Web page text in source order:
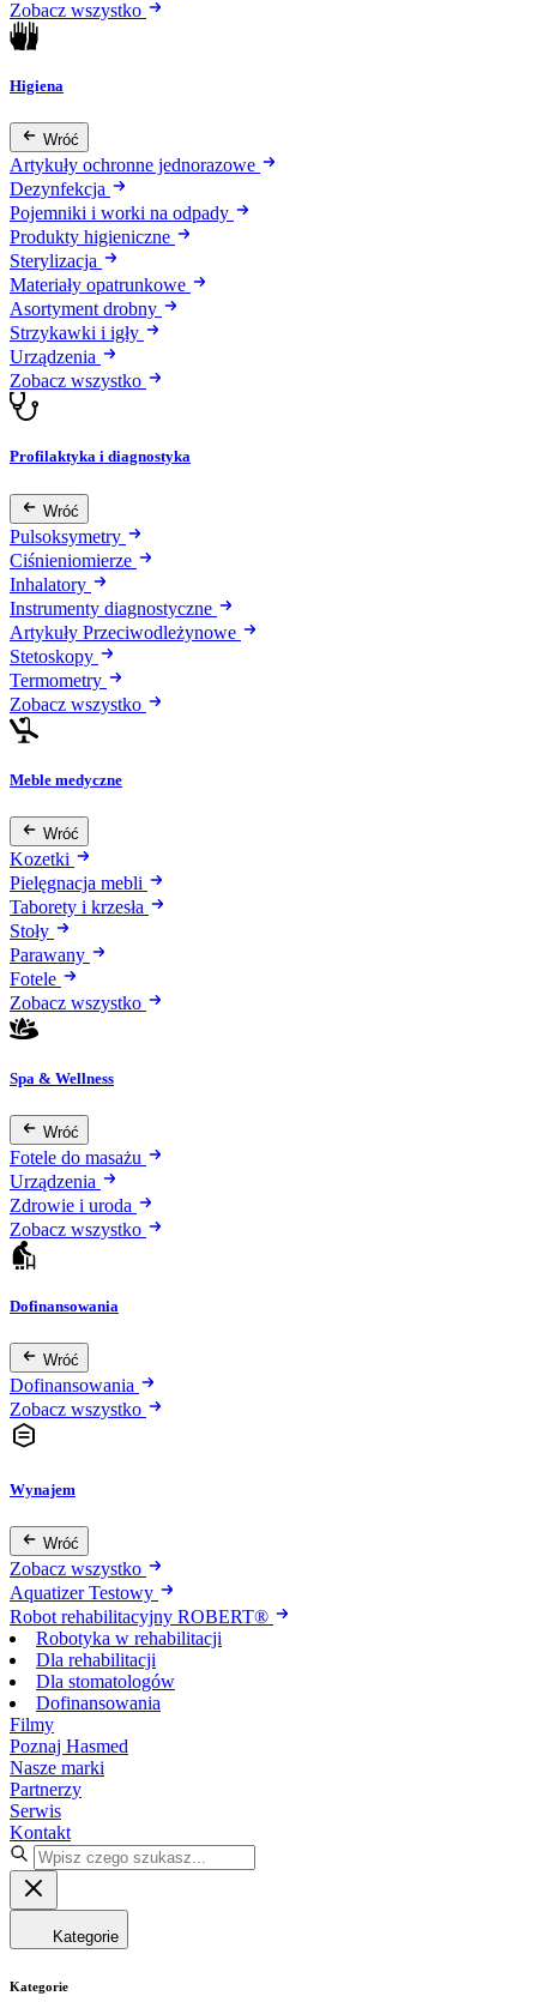
Zobacz wszystko
Higiena
Wróć
Artykuły ochronne jednorazowe
Dezynfekcja
Pojemniki i worki na odpady
Produkty higieniczne
Sterylizacja
Materiały opatrunkowe
Asortyment drobny
Strzykawki i igły
Urządzenia
Zobacz wszystko
Profilaktyka i diagnostyka
Wróć
Pulsoksymetry
Ciśnieniomierze
Inhalatory
Instrumenty diagnostyczne
Artykuły Przeciwodleżynowe
Stetoskopy
Termometry
Zobacz wszystko
Meble medyczne
Wróć
Kozetki
Pielęgnacja mebli
Taborety i krzesła
Stoły
Parawany
Fotele
Zobacz wszystko
Spa & Wellness
Wróć
Fotele do masażu
Urządzenia
Zdrowie i uroda
Zobacz wszystko
Dofinansowania
Wróć
Dofinansowania
Zobacz wszystko
Wynajem
Wróć
Zobacz wszystko
Aquatizer Testowy
Robot rehabilitacyjny ROBERT®
Robotyka w rehabilitacji
Dla rehabilitacji
Dla stomatologów
Dofinansowania
Filmy
Poznaj Hasmed
Nasze marki
Partnerzy
Serwis
Kontakt
Kategorie
Kategorie